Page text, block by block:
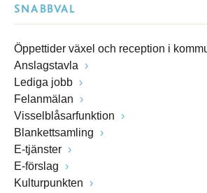
SNABBVAL
Öppettider växel och reception i
Anslagstavla
Lediga jobb
Felanmälan
Visselblåsarfunktion
Blankettsamling
E-tjänster
E-förslag
Kulturpunkten